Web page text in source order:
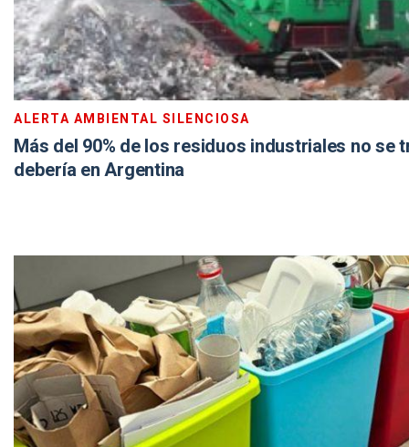
ALERTA AMBIENTAL SILENCIOSA
Más del 90% de los residuos industriales no se
debería en Argentina